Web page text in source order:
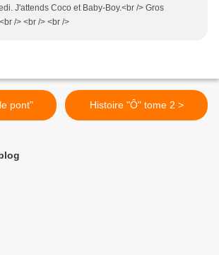
J'attends Coco et Baby-Boy.<br /> Gros
/> <br /> <br />
pont" Histoire "Ô" tome 2 >